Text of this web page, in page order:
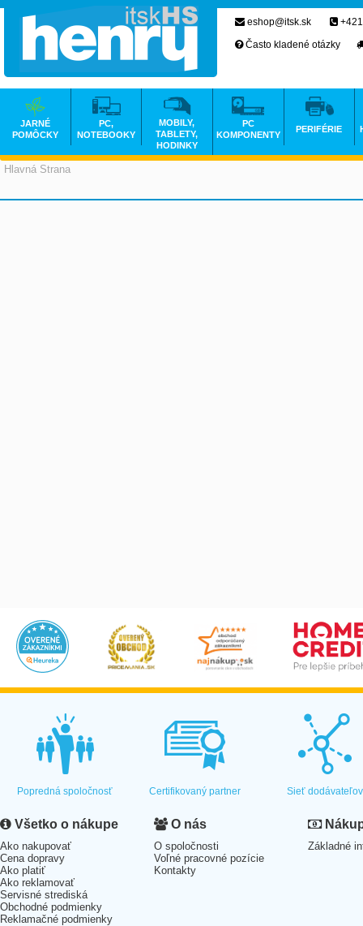
Hlavná Strana
eshop@itsk.sk
Často kladené otázky
JARNÉ
POMÔCKY
PC,
NOTEBOOKY
MOBILY,
TABLETY,
HODINKY
PC
KOMPONENTY
PERIFÉRIE
Popredná spoločnosť Certifikovaný partner Sieť dodávateľov
Všetko o nákupe
Ako nakupovať
Cena dopravy
Ako platiť
Ako reklamovať
Servisné strediská
Obchodné podmienky
Reklamačné podmienky
O nás
O spoločnosti
Voľné pracovné pozície
Kontakty
Základné